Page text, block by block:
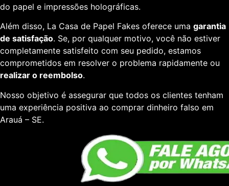
do papel e impressões holográficas.
Além disso, La Casa de Papel Fakes oferece uma garantia
de satisfação. Se, por qualquer motivo, você não estiver
completamente satisfeito com seu pedido, estamos
comprometidos em resolver o problema rapidamente ou
realizar o reembolso.
Nosso objetivo é assegurar que todos os clientes tenham
uma experiência positiva ao comprar dinheiro falso em
Arauá – SE.